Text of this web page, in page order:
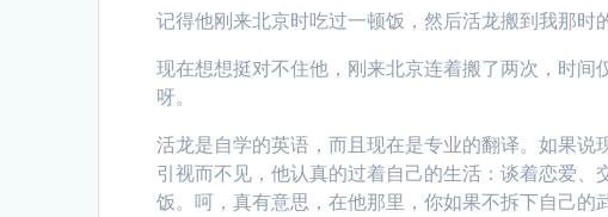
记得他刚来北京时吃过一顿饭，然后活龙搬到我那时
现在想想挺对不住他，刚来北京连着搬了两次，时
呀。
活龙是自学的英语，而且现在是专业的翻译。如果说
引视而不见，他认真的过着自己的生活：谈着恋爱
饭。呵，真有意思，在他那里，你如果不拆下自己的